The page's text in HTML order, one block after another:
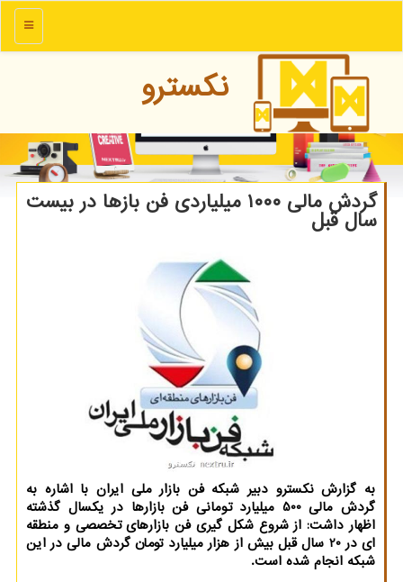
منو
نكسترو
گردش مالی ۱۰۰۰ میلیاردی فن بازها در بیست
سال قبل
به گزارش نکسترو دبیر شبکه فن بازار ملی ایران با اشاره به
گردش مالی 500 میلیارد تومانی فن بازارها در یکسال گذشته
اظهار داشت: از شروع شکل گیری فن بازارهای تخصصی و منطقه
ای در 20 سال قبل بیش از هزار میلیارد تومان گردش مالی در این
شبکه انجام شده است.